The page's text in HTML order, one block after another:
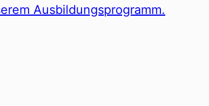
Ausbildungsprogramm.